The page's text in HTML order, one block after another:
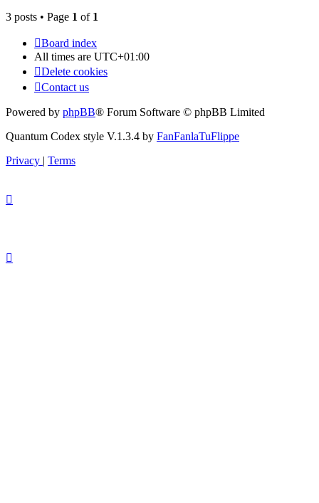
3 posts • Page 1 of 1
Board index
All times are UTC+01:00
Delete cookies
Contact us
Powered by phpBB® Forum Software © phpBB Limited
Quantum Codex style V.1.3.4 by FanFanlaTuFlippe
Privacy | Terms